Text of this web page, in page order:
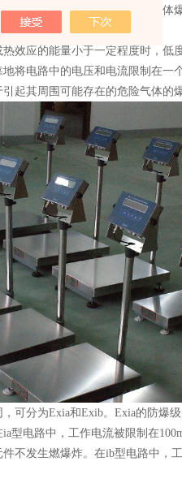
和热效应是引起爆炸性危险气
效应的能量小于一定程度时，
将电路中的电压和电流限制在
起其周围可能存在的危险气体的
可分为Exia和Exib。Exia的防爆
型电路中，工作电流被限制在
不发生燃爆炸。在ib型电路中，